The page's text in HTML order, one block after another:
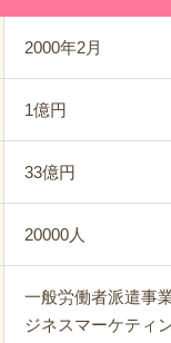
2000年2月
1億円
33億円
20000人
一般労働者派遣事
ジネスマーケティ